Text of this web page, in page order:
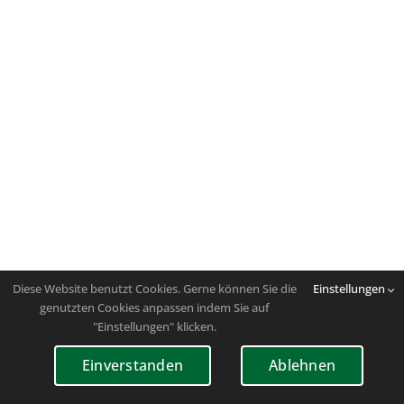
Diese Website benutzt Cookies. Gerne können Sie die
genutzten Cookies anpassen indem Sie auf
"Einstellungen" klicken.
Einstellungen
Einverstanden Ablehnen